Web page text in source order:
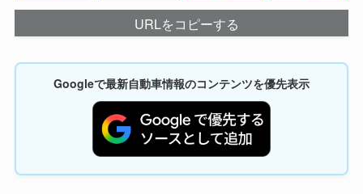
URLをコピーする
Googleで最新自動車情報のコンテンツを優先表示